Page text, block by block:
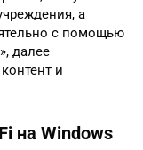
а
с помощью
далее
и
на Windows